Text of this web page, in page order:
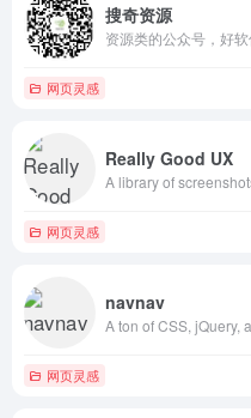
搜奇资源
资源类的公众号，好
网页灵感
Really Good UX
网页灵感
navnav
网页灵感